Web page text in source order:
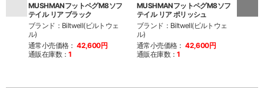
MUSHMANフットペグM8ソフ
テイル リア ブラック
ブランド：Biltwell(ビルトウェ
ル)
通常小売価格： 42,600円
通販在庫数：1
MUSHMANフットペグM8ソフ
テイル リア ポリッシュ
ブランド：Biltwell(ビルトウェ
ル)
通常小売価格： 42,600円
通販在庫数：1